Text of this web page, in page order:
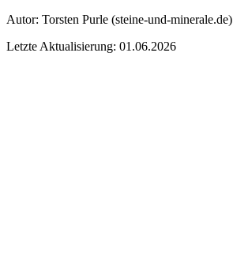
Autor: Torsten Purle (steine-und-minerale.de)
Letzte Aktualisierung: 01.06.2026